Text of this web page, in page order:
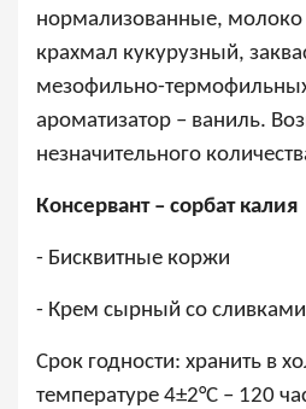
нормализованные,
крахмал кукурузный,
мезофильно-
ароматизатор – ваниль.
незначительного
Консервант – сорбат калия
- Бисквитные коржи
- Крем сырный со сливками
Срок годности: хранить в
температуре 4±2°С – 120